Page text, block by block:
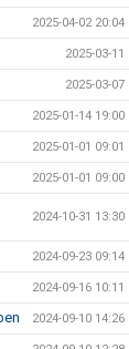
2025-04-02 20:04
2025-03-11
2025-03-07
2025-01-14 19:00
2025-01-01 09:01
2025-01-01 09:00
2024-10-31 13:30
2024-09-23 09:14
2024-09-16 10:11
2024-09-10 14:26